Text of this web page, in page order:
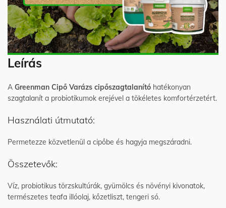
Leírás
A Greenman Cipő Varázs cipőszagtalanító hatékonyan
szagtalanít a probiotikumok erejével a tökéletes komfortérzetért.
Használati útmutató:
Permetezze közvetlenül a cipőbe és hagyja megszáradni.
Összetevők:
Víz, probiotikus törzskultúrák, gyümölcs és növényi kivonatok,
természetes teafa illóolaj, kőzetliszt, tengeri só.